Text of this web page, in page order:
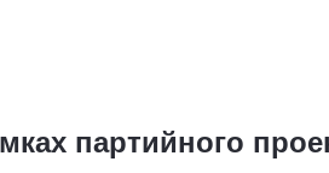
партийного